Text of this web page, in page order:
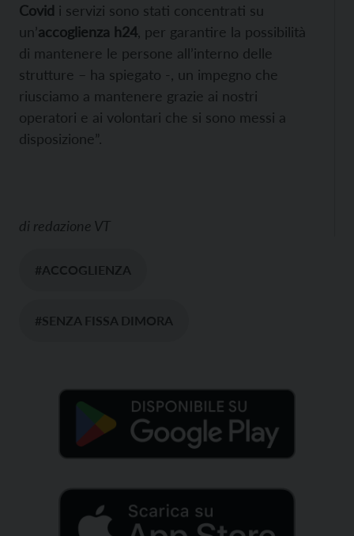
Covid i servizi sono stati concentrati su
un’accoglienza h24 , per garantire la possibilità
di mantenere le persone all’interno delle
strutture – ha spiegato -, un impegno che
riusciamo a mantenere grazie ai nostri
operatori e ai volontari che si sono messi a
disposizione”.
di redazione VT
#ACCOGLIENZA
#SENZA FISSA DIMORA